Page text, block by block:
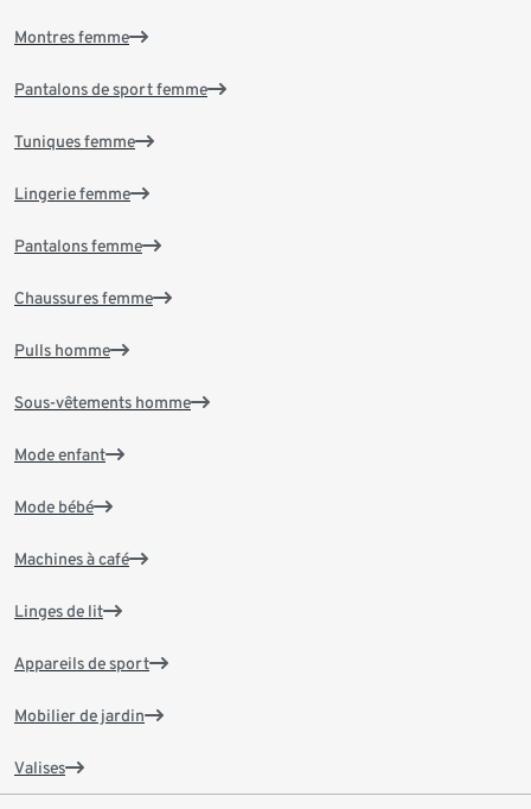
Montres femme
Pantalons de sport femme
Tuniques femme
Lingerie femme
Pantalons femme
Chaussures femme
Pulls homme
Sous-vêtements homme
Mode enfant
Mode bébé
Machines à café
Linges de lit
Appareils de sport
Mobilier de jardin
Valises